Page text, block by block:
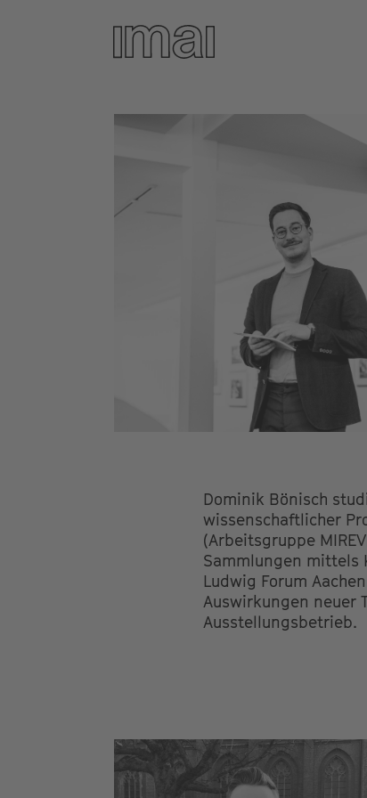
Dominik Bönisch
wissenschaftlicher
(Arbeitsgruppe
Sammlungen mittels
Ludwig Forum
Auswirkungen neuer
Ausstellungsbetrieb.